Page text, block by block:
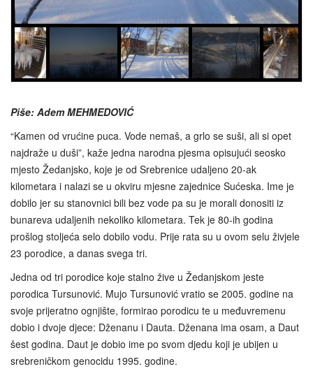
Piše: Adem MEHMEDOVIĆ
“Kamen od vrućine puca. Vode nemaš, a grlo se suši, ali si opet
najdraže u duši”, kaže jedna narodna pjesma opisujući seosko
mjesto Žedanjsko, koje je od Srebrenice udaljeno 20-ak
kilometara i nalazi se u okviru mjesne zajednice Sućeska. Ime je
dobilo jer su stanovnici bili bez vode pa su je morali donositi iz
bunareva udaljenih nekoliko kilometara. Tek je 80-ih godina
prošlog stoljeća selo dobilo vodu. Prije rata su u ovom selu živjele
23 porodice, a danas svega tri.
Jedna od tri porodice koje stalno žive u Žedanjskom jeste
porodica Tursunović. Mujo Tursunović vratio se 2005. godine na
svoje prijeratno ognjište, formirao porodicu te u međuvremenu
dobio i dvoje djece: Dženanu i Dauta. Dženana ima osam, a Daut
šest godina. Daut je dobio ime po svom djedu koji je ubijen u
srebreničkom genocidu 1995. godine.